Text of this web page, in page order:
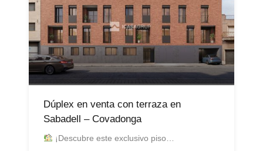
Dúplex en venta con terraza en
Sabadell – Covadonga
¡Descubre este exclusivo piso…